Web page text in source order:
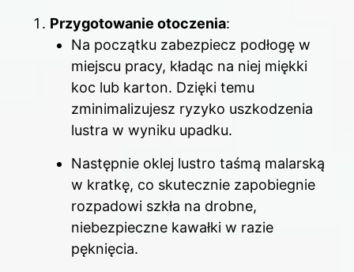
Przygotowanie otoczenia:
Na początku zabezpiecz podłogę w
miejscu pracy, kładąc na niej miękki
koc lub karton. Dzięki temu
zminimalizujesz ryzyko uszkodzenia
lustra w wyniku upadku.
Następnie oklej lustro taśmą malarską
w kratkę, co skutecznie zapobiegnie
rozpadowi szkła na drobne,
niebezpieczne kawałki w razie
pęknięcia.